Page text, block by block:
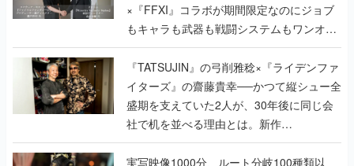
×『FFXI』コラボが期間限定なのにジョブ
もキャラも武器も戦闘システムもワンオフ
で作り込まれた理由を両ディレクターに聞
く
『TATSUJIN』の弓削雅稔×『ライデンファ
イターズ』の齋藤貴幸──かつて縦シュー全
盛期を支えていた2人が、30年後に同じ会
社で机を並べる理由とは。新作
『TATSUJIN EXTREME』で初タッグを組
んだレジェンド2人に訊く開発秘話
実写映像1000分、ルート分岐100種類以